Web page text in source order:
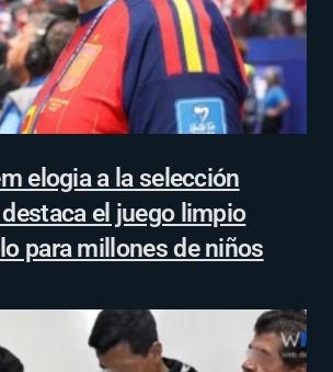
elogia a la selección
el juego limpio
para millones de niños